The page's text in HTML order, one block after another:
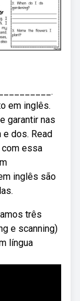
em inglês.
garantir nas
dos. Read
essa
inglês são
três
e scanning)
língua